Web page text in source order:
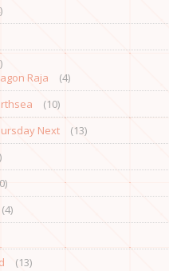
Raja
(4)
(10)
Next
(13)
(4)
(13)